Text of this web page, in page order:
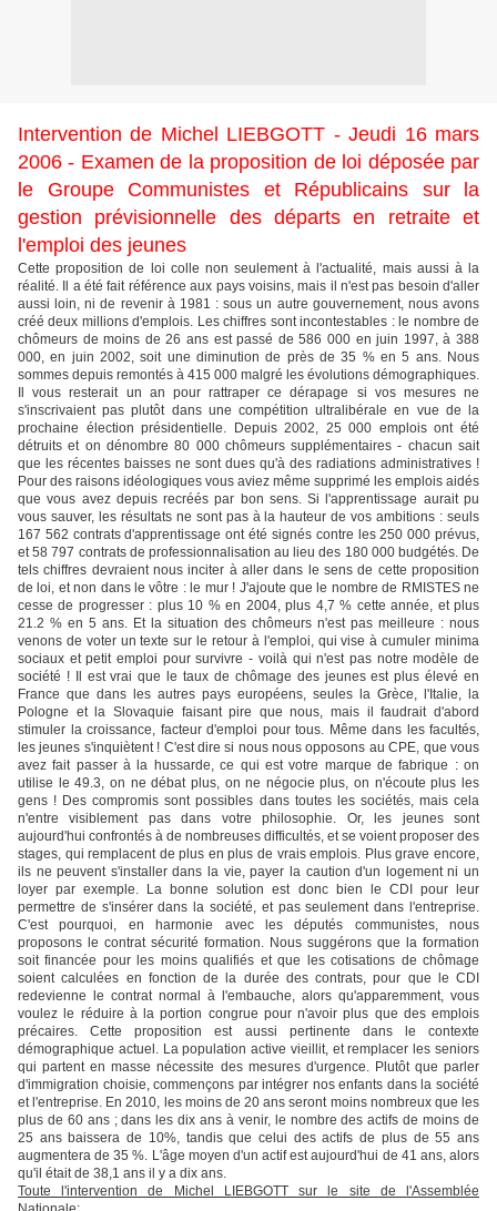
Intervention de Michel LIEBGOTT - Jeudi 16 mars
2006 - Examen de la proposition de loi déposée par
le Groupe Communistes et Républicains sur la
gestion prévisionnelle des départs en retraite et
l'emploi des jeunes
Cette proposition de loi colle non seulement à l'actualité, mais aussi à la
réalité. Il a été fait référence aux pays voisins, mais il n'est pas besoin d'aller
aussi loin, ni de revenir à 1981 : sous un autre gouvernement, nous avons
créé deux millions d'emplois. Les chiffres sont incontestables : le nombre de
chômeurs de moins de 26 ans est passé de 586 000 en juin 1997, à 388
000, en juin 2002, soit une diminution de près de 35 % en 5 ans. Nous
sommes depuis remontés à 415 000 malgré les évolutions démographiques.
Il vous resterait un an pour rattraper ce dérapage si vos mesures ne
s'inscrivaient pas plutôt dans une compétition ultralibérale en vue de la
prochaine élection présidentielle. Depuis 2002, 25 000 emplois ont été
détruits et on dénombre 80 000 chômeurs supplémentaires - chacun sait
que les récentes baisses ne sont dues qu'à des radiations administratives !
Pour des raisons idéologiques vous aviez même supprimé les emplois aidés
que vous avez depuis recréés par bon sens. Si l'apprentissage aurait pu
vous sauver, les résultats ne sont pas à la hauteur de vos ambitions : seuls
167 562 contrats d'apprentissage ont été signés contre les 250 000 prévus,
et 58 797 contrats de professionnalisation au lieu des 180 000 budgétés. De
tels chiffres devraient nous inciter à aller dans le sens de cette proposition
de loi, et non dans le vôtre : le mur ! J'ajoute que le nombre de RMISTES ne
cesse de progresser : plus 10 % en 2004, plus 4,7 % cette année, et plus
21.2 % en 5 ans. Et la situation des chômeurs n'est pas meilleure : nous
venons de voter un texte sur le retour à l'emploi, qui vise à cumuler minima
sociaux et petit emploi pour survivre - voilà qui n'est pas notre modèle de
société ! Il est vrai que le taux de chômage des jeunes est plus élevé en
France que dans les autres pays européens, seules la Grèce, l'Italie, la
Pologne et la Slovaquie faisant pire que nous, mais il faudrait d'abord
stimuler la croissance, facteur d'emploi pour tous. Même dans les facultés,
les jeunes s'inquiètent ! C'est dire si nous nous opposons au CPE, que vous
avez fait passer à la hussarde, ce qui est votre marque de fabrique : on
utilise le 49.3, on ne débat plus, on ne négocie plus, on n'écoute plus les
gens ! Des compromis sont possibles dans toutes les sociétés, mais cela
n'entre visiblement pas dans votre philosophie. Or, les jeunes sont
aujourd'hui confrontés à de nombreuses difficultés, et se voient proposer des
stages, qui remplacent de plus en plus de vrais emplois. Plus grave encore,
ils ne peuvent s'installer dans la vie, payer la caution d'un logement ni un
loyer par exemple. La bonne solution est donc bien le CDI pour leur
permettre de s'insérer dans la société, et pas seulement dans l'entreprise.
C'est pourquoi, en harmonie avec les députés communistes, nous
proposons le contrat sécurité formation. Nous suggérons que la formation
soit financée pour les moins qualifiés et que les cotisations de chômage
soient calculées en fonction de la durée des contrats, pour que le CDI
redevienne le contrat normal à l'embauche, alors qu'apparemment, vous
voulez le réduire à la portion congrue pour n'avoir plus que des emplois
précaires. Cette proposition est aussi pertinente dans le contexte
démographique actuel. La population active vieillit, et remplacer les seniors
qui partent en masse nécessite des mesures d'urgence. Plutôt que parler
d'immigration choisie, commençons par intégrer nos enfants dans la société
et l'entreprise. En 2010, les moins de 20 ans seront moins nombreux que les
plus de 60 ans ; dans les dix ans à venir, le nombre des actifs de moins de
25 ans baissera de 10%, tandis que celui des actifs de plus de 55 ans
augmentera de 35 %. L'âge moyen d'un actif est aujourd'hui de 41 ans, alors
qu'il était de 38,1 ans il y a dix ans.
Toute l'intervention de Michel LIEBGOTT sur le site de l'Assemblée